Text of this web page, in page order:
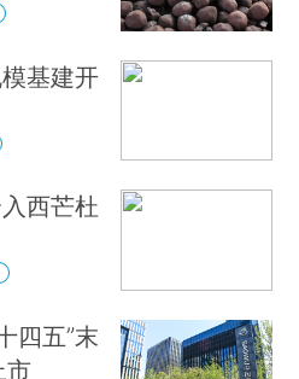
基建开
西芒杜
四五”末
市